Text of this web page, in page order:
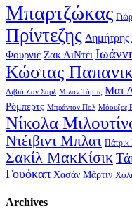
Μπαρτζώκας
Πρίντεζης Δημήτρης
Φουρνιέ Ζακ ΛιΝτέι
Κώστας
Λιβιό Ζαν Σαρλ Μίλαν Τόμιτς Ματ
Ρόμπερτς Μπράντον Πολ Μόουζες
Νίκολα
Ντέιβιντ Μπλατ Πάτρικ
Σακίλ ΜακΚίσικ
Γουόκαπ Χασάν Μάρτιν
Archives